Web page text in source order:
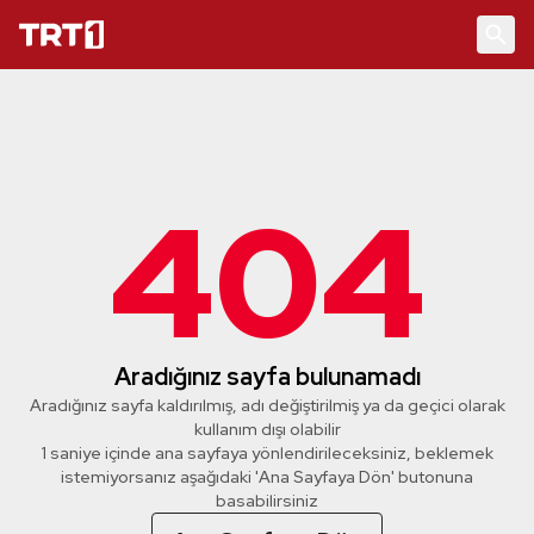
404
Aradığınız sayfa bulunamadı
Aradığınız sayfa kaldırılmış, adı değiştirilmiş ya da geçici olarak
kullanım dışı olabilir
1 saniye içinde ana sayfaya yönlendirileceksiniz, beklemek
istemiyorsanız aşağıdaki 'Ana Sayfaya Dön' butonuna
basabilirsiniz